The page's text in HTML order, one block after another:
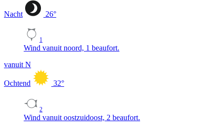
Nacht 26°
1
Wind vanuit noord, 1 beaufort.
vanuit N
Ochtend 32°
2
Wind vanuit oostzuidoost, 2 beaufort.